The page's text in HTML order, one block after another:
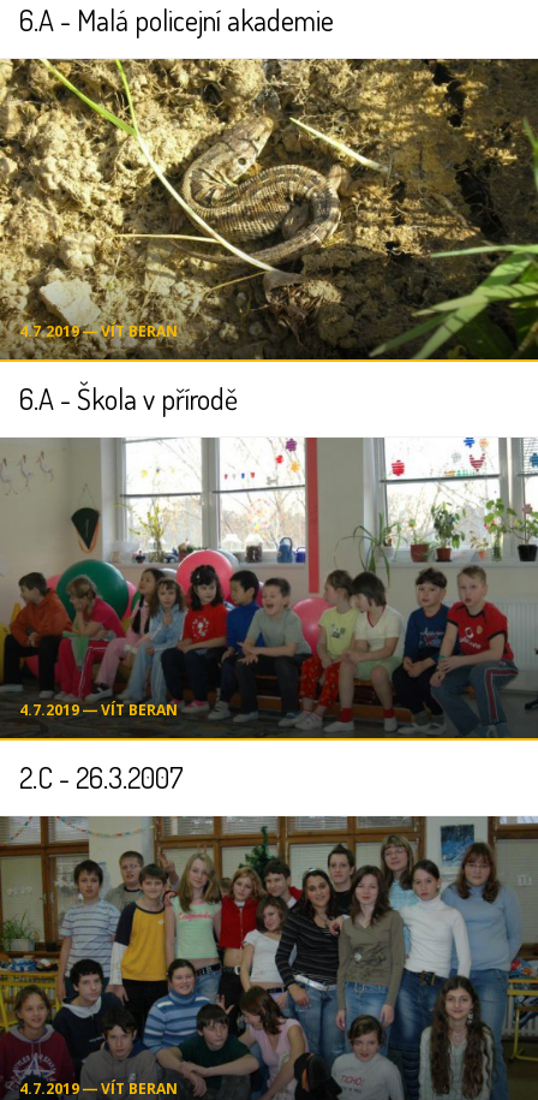
6.A - Malá policejní akademie
4.7.2019 ― VÍT BERAN
6.A - Škola v přírodě
4.7.2019 ― VÍT BERAN
2.C - 26.3.2007
4.7.2019 ― VÍT BERAN